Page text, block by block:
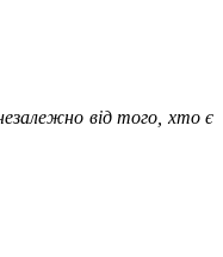
від того, хто є